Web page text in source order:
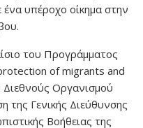
υπέροχο οίκημα στην
του Προγράμματος
of migrants and
Οργανισμού
της Γενικής Διεύθυνσης
Βοήθειας της